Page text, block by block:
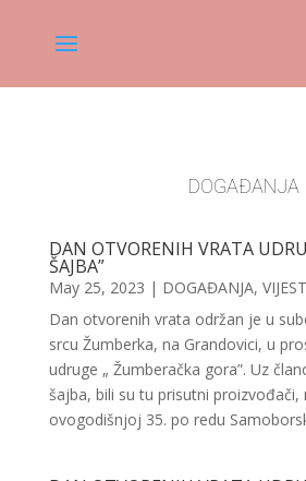
DOGAĐANJA
DAN OTVORENIH VRATA
ŠAJBA”
May 25, 2023 | DOGAĐANJA,
Dan otvorenih vrata održan je u
srcu Žumberka, na Grandovici, u
udruge „ Žumberačka gora”. Uz
šajba, bili su tu prisutni proizvođači,
ovogodišnjoj 35. po redu